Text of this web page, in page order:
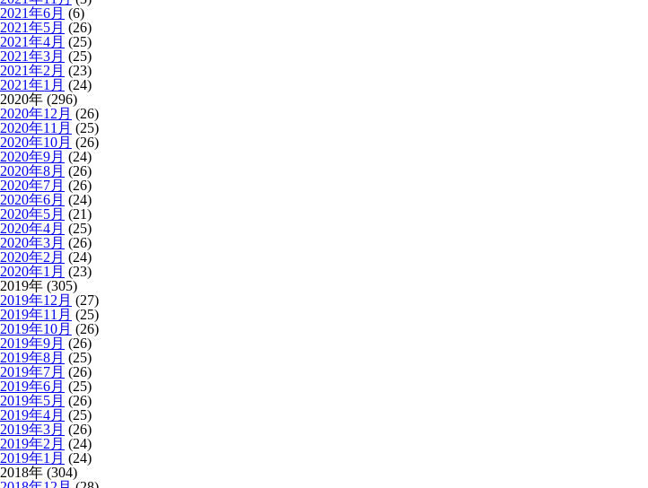
2021年6月 (6)
2021年5月 (26)
2021年4月 (25)
2021年3月 (25)
2021年2月 (23)
2021年1月 (24)
2020年 (296)
2020年12月 (26)
2020年11月 (25)
2020年10月 (26)
2020年9月 (24)
2020年8月 (26)
2020年7月 (26)
2020年6月 (24)
2020年5月 (21)
2020年4月 (25)
2020年3月 (26)
2020年2月 (24)
2020年1月 (23)
2019年 (305)
2019年12月 (27)
2019年11月 (25)
2019年10月 (26)
2019年9月 (26)
2019年8月 (25)
2019年7月 (26)
2019年6月 (25)
2019年5月 (26)
2019年4月 (25)
2019年3月 (26)
2019年2月 (24)
2019年1月 (24)
2018年 (304)